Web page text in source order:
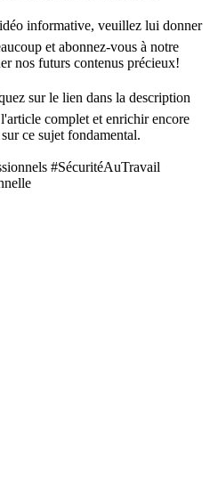
informative, veuillez lui donner
et abonnez-vous à notre
nos futurs contenus précieux!
sur le lien dans la description
complet et enrichir encore
ce sujet fondamental.
#SécuritéAuTravail